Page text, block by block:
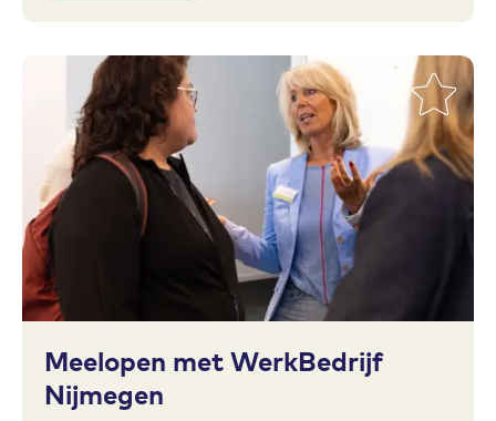
Toevoegen aan favorieten
Meelopen met WerkBedrijf
Nijmegen